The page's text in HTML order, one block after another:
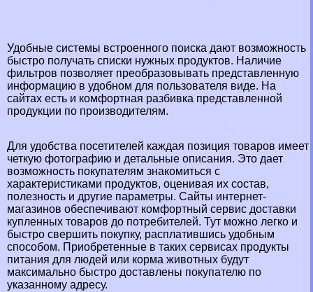
Удобные системы встроенного поиска дают возможность
быстро получать списки нужных продуктов. Наличие
фильтров позволяет преобразовывать представленную
информацию в удобном для пользователя виде. На
сайтах есть и комфортная разбивка представленной
продукции по производителям.
Для удобства посетителей каждая позиция товаров имеет
четкую фотографию и детальные описания. Это дает
возможность покупателям знакомиться с
хаpaктеристиками продуктов, оценивая их состав,
полезность и другие параметры. Сайты интернет-
магазинов обеспечивают комфортный сервис доставки
купленных товаров до потребителей. Тут можно легко и
быстро свершить покупку, расплатившись удобным
способом. Приобретенные в таких сервисах продукты
питания для людей или корма животных будут
максимально быстро доставлены покупателю по
указанному адресу.